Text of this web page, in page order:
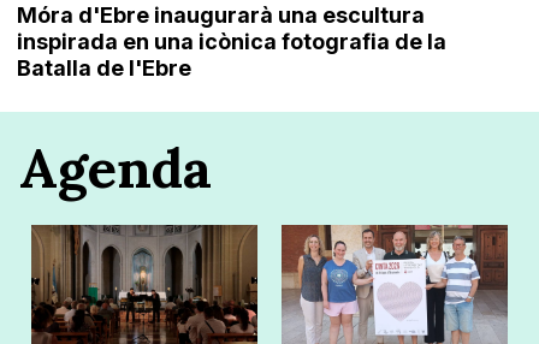
Móra d'Ebre inaugurarà una escultura
inspirada en una icònica fotografia de la
Batalla de l'Ebre
Agenda